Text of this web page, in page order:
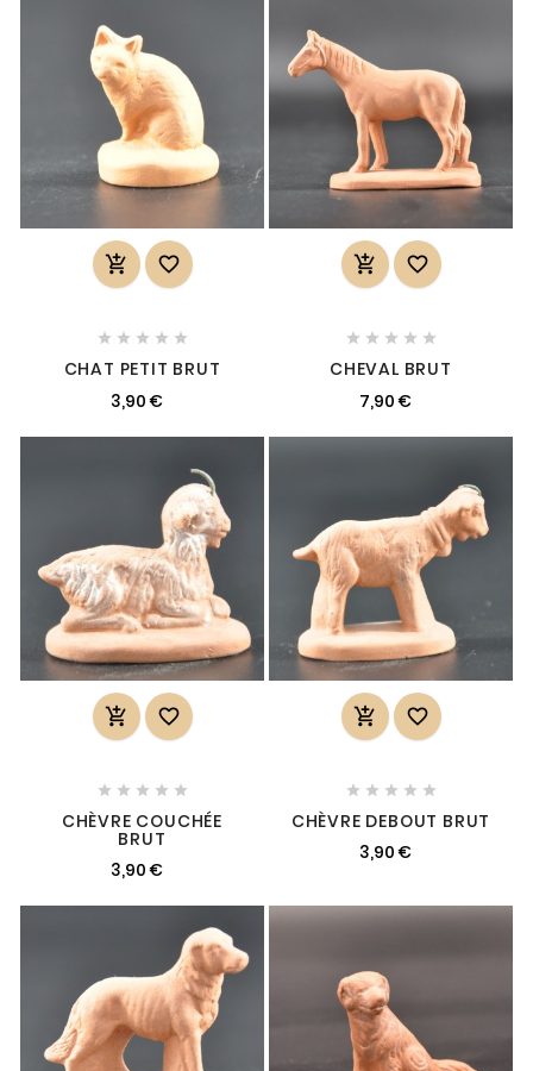
 
    
CHAT PETIT BRUT
3,90 €
 
    
CHEVAL BRUT
7,90 €
 
    
CHÈVRE COUCHÉE
BRUT
3,90 €
 
    
CHÈVRE DEBOUT BRUT
3,90 €